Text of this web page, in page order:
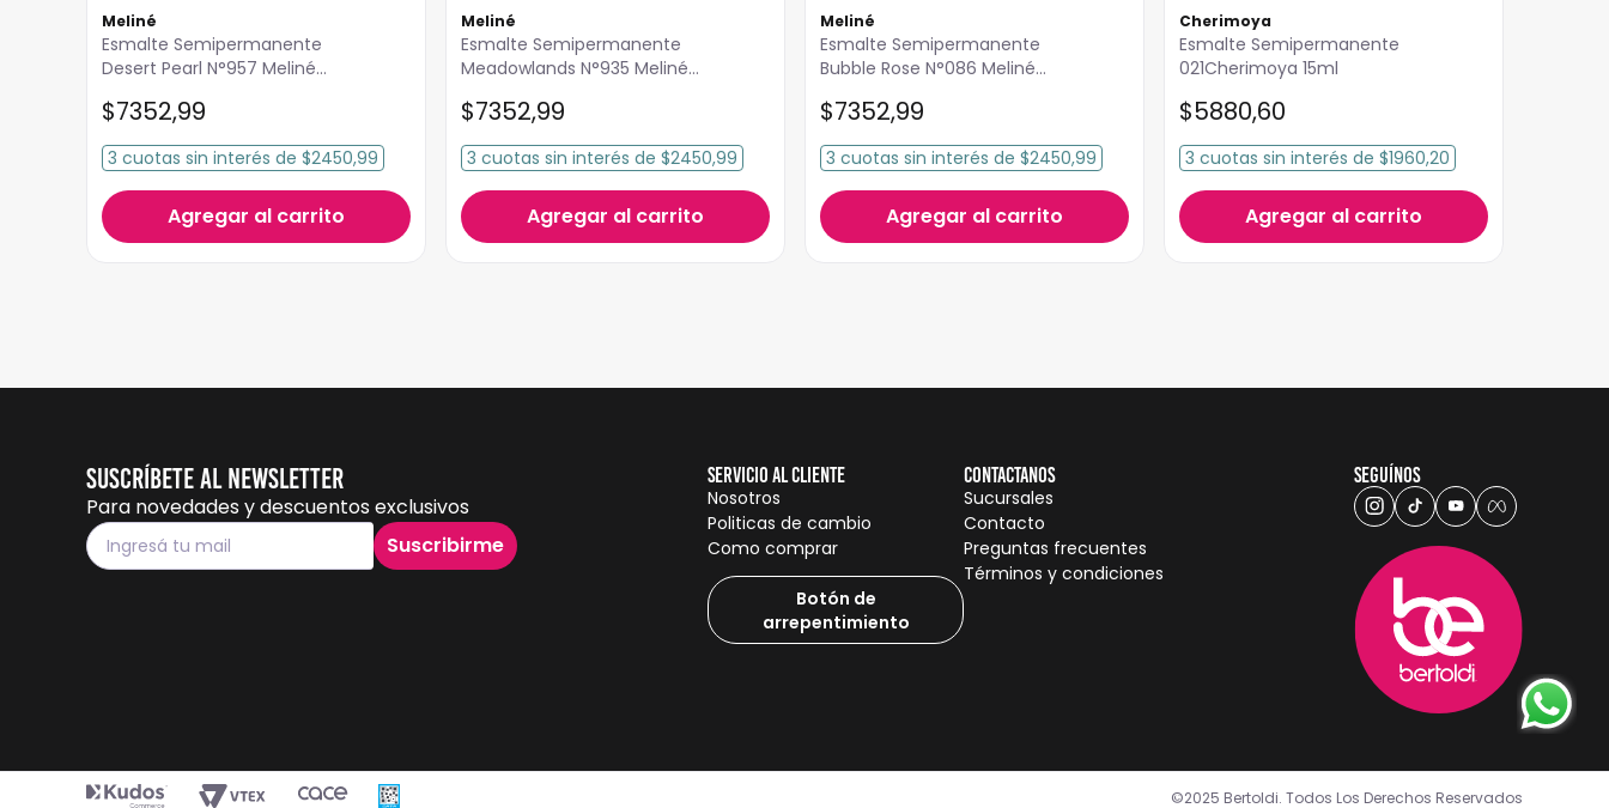
Meliné
Esmalte Semipermanente
Desert Pearl N°957 Meliné
$7352,99
3 cuotas sin interés de $2450,99
Agregar al carrito
Meliné
Esmalte Semipermanente
Meadowlands N°935 Meliné
$7352,99
3 cuotas sin interés de $2450,99
Agregar al carrito
Meliné
Esmalte Semipermanente
Bubble Rose N°086 Meliné
$7352,99
3 cuotas sin interés de $2450,99
Agregar al carrito
Cherimoya
Esmalte Semipermanente
021Cherimoya 15ml
$5880,60
3 cuotas sin interés de $1960,20
Agregar al carrito
Suscríbete al Newsletter
Para novedades y descuentos exclusivos
Suscribirme
Servicio al cliente
Nosotros
Politicas de cambio
Como comprar
Botón de
arrepentimiento
Contactanos
Sucursales
Contacto
Preguntas frecuentes
Términos y condiciones
Seguínos
©2025 Bertoldi. Todos Los Derechos Reservados